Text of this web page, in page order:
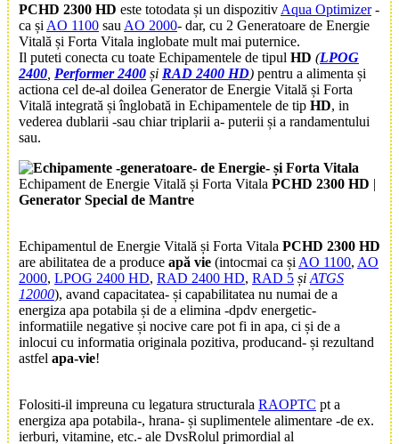
PCHD 2300 HD este totodata și un dispozitiv Aqua Optimizer-
ca și AO 1100 sau AO 2000- dar, cu 2 Generatoare de Energie
Vitală și Forta Vitala inglobate mult mai puternice.
Il puteti conecta cu toate Echipamentele de tipul HD (LPOG
2400 Performer 2400 și RAD 2400 HD) pentru a alimenta și
actiona cel de-al doilea Generator de Energie Vitală și Forta
Vitală integrată și înglobată in Echipamentele de tip HD, in
vederea dublarii -sau chiar triplarii a- puterii și a randamentului
sau.
Echipament de Energie Vitală și Forta Vitala PCHD 2300 HD |
Generator Special de Mantre
Echipamentul de Energie Vitală și Forta Vitala PCHD 2300 HD
are abilitatea de a produce apă vie (intocmai ca și AO 1100, AO
2000, LPOG 2400 HD, RAD 2400 HD, RAD 5 și ATGS
12000), avand capacitatea- și capabilitatea nu numai de a
energiza apa potabila și de a elimina -dpdv energetic-
informatiile negative și nocive care pot fi in apa, ci și de a
inlocui cu informatia originala pozitiva, producand- și rezultand
astfel apa-vie!
Folositi-il impreuna cu legatura structurala RAOPTC pt a
energiza apa potabila-, hrana- și suplimentele alimentare -de ex.
ierburi, vitamine, etc.- ale DvsRolul primordial al